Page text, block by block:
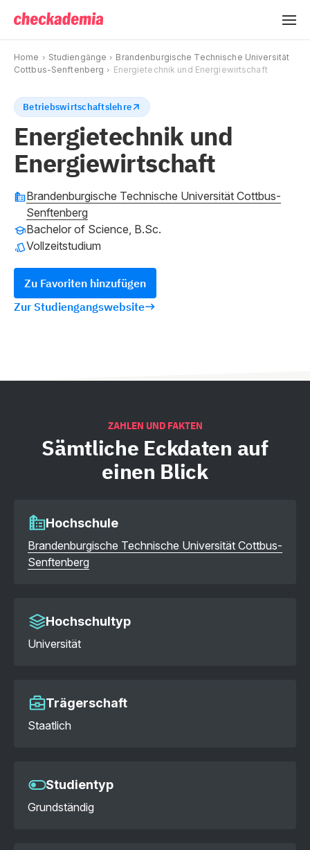
Home Studiengänge
Brandenburgische Technische Universität
Cottbus-Senftenberg
Energietechnik und Energiewirtschaft
Betriebswirtschaftslehre
Energietechnik und
Energiewirtschaft
Brandenburgische Technische Universität Cottbus-
Senftenberg
Bachelor of Science, B.Sc.
Vollzeitstudium
Zu Favoriten hinzufügen
Zur Studiengangswebsite
ZAHLEN UND FAKTEN
Sämtliche Eckdaten auf
einen Blick
Hochschule
Brandenburgische Technische Universität Cottbus-
Senftenberg
Hochschultyp
Universität
Trägerschaft
Staatlich
Studientyp
Grundständig